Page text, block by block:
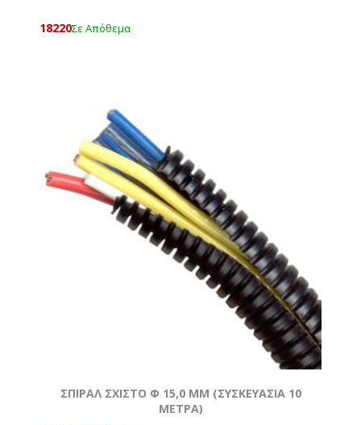
18220Σε Απόθεμα
ΣΠΙΡΑΛ ΣΧΙΣΤΟ Φ 15,0 MM (ΣΥΣΚΕΥΑΣΙΑ 10
ΜΕΤΡΑ)